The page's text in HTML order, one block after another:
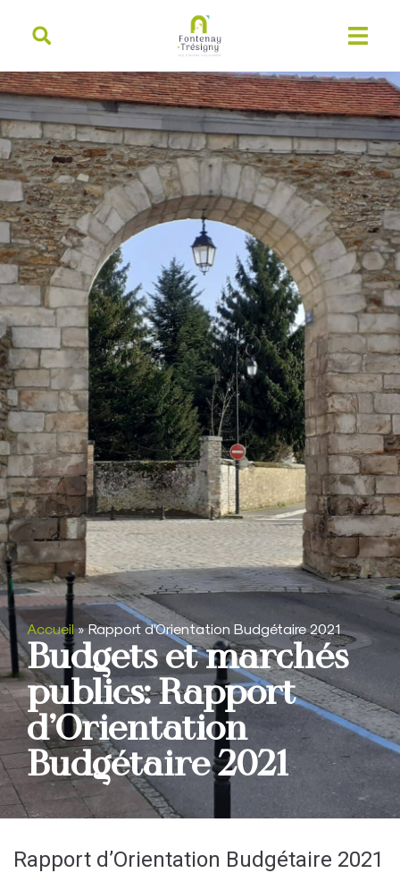
principal
Accueil»Rapport d’Orientation Budgétaire 2021
Budgets et marchés
publics: Rapport
d’Orientation
Budgétaire 2021
Rapport d’Orientation Budgétaire 2021